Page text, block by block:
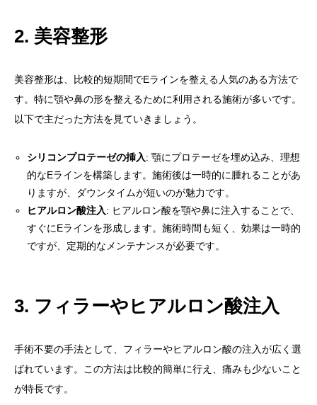
2. 美容整形
美容整形は、比較的短期間でEラインを整える人気のある方法で
す。特に顎や鼻の形を整えるために利用される施術が多いです。
以下で主だった方法を見ていきましょう。
シリコンプロテーゼの挿入: 顎にプロテーゼを埋め込み、理想
的なEラインを構築します。施術後は一時的に腫れることがあ
りますが、ダウンタイムが短いのが魅力です。
ヒアルロン酸注入: ヒアルロン酸を顎や鼻に注入することで、
すぐにEラインを形成します。施術時間も短く、効果は一時的
ですが、定期的なメンテナンスが必要です。
3. フィラーやヒアルロン酸注入
手術不要の手法として、フィラーやヒアルロン酸の注入が広く選
ばれています。この方法は比較的簡単に行え、痛みも少ないこと
が特長です。